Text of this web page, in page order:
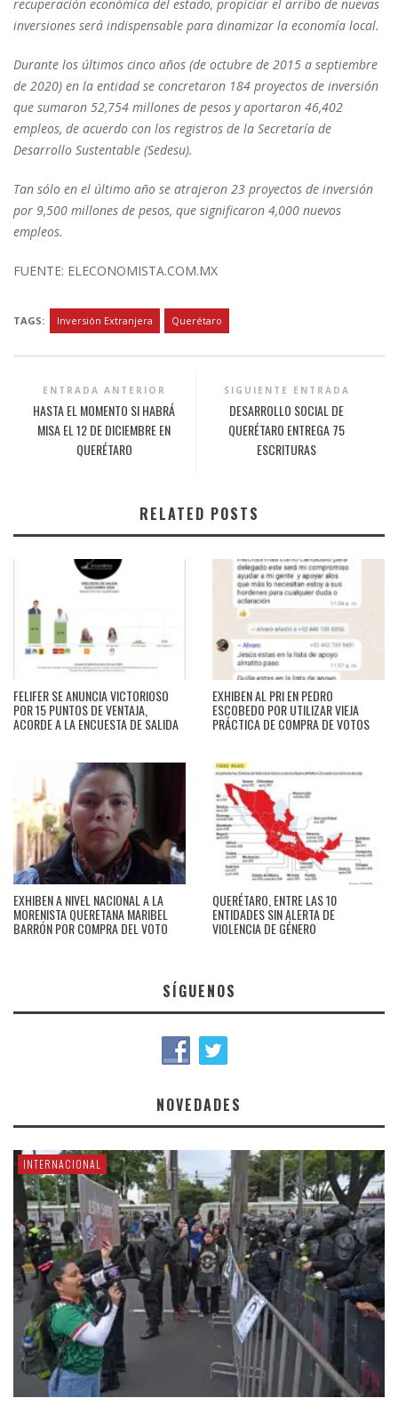
recuperación económica del estado, propiciar el arribo de nuevas
inversiones será indispensable para dinamizar la economía local.
Durante los últimos cinco años (de octubre de 2015 a septiembre
de 2020) en la entidad se concretaron 184 proyectos de inversión
que sumaron 52,754 millones de pesos y aportaron 46,402
empleos, de acuerdo con los registros de la Secretaría de
Desarrollo Sustentable (Sedesu).
Tan sólo en el último año se atrajeron 23 proyectos de inversión
por 9,500 millones de pesos, que significaron 4,000 nuevos
empleos.
FUENTE: ELECONOMISTA.COM.MX
TAGS: Inversión Extranjera Querétaro
ENTRADA ANTERIOR
HASTA EL MOMENTO SI HABRÁ
MISA EL 12 DE DICIEMBRE EN
QUERÉTARO
SIGUIENTE ENTRADA
DESARROLLO SOCIAL DE
QUERÉTARO ENTREGA 75
ESCRITURAS
RELATED POSTS
FELIFER SE ANUNCIA VICTORIOSO
POR 15 PUNTOS DE VENTAJA,
ACORDE A LA ENCUESTA DE SALIDA
EXHIBEN AL PRI EN PEDRO
ESCOBEDO POR UTILIZAR VIEJA
PRÁCTICA DE COMPRA DE VOTOS
EXHIBEN A NIVEL NACIONAL A LA
MORENISTA QUERETANA MARIBEL
BARRÓN POR COMPRA DEL VOTO
QUERÉTARO, ENTRE LAS 10
ENTIDADES SIN ALERTA DE
VIOLENCIA DE GÉNERO
SÍGUENOS
NOVEDADES
INTERNACIONAL